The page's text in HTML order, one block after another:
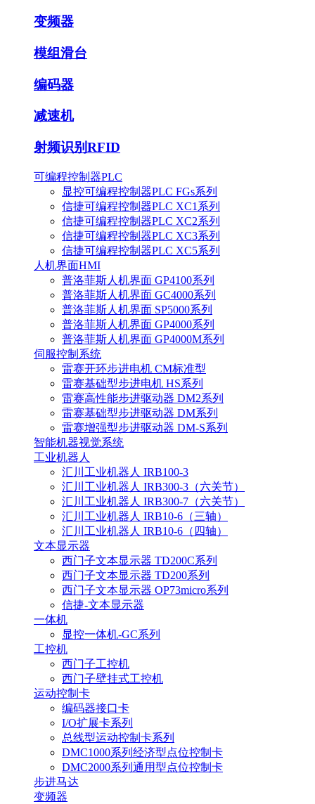
变频器
模组滑台
编码器
减速机
射频识别RFID
可编程控制器PLC
显控可编程控制器PLC FGs系列
信捷可编程控制器PLC XC1系列
信捷可编程控制器PLC XC2系列
信捷可编程控制器PLC XC3系列
信捷可编程控制器PLC XC5系列
人机界面HMI
普洛菲斯人机界面 GP4100系列
普洛菲斯人机界面 GC4000系列
普洛菲斯人机界面 SP5000系列
普洛菲斯人机界面 GP4000系列
普洛菲斯人机界面 GP4000M系列
伺服控制系统
雷赛开环步进电机 CM标准型
雷赛基础型步进电机 HS系列
雷赛高性能步进驱动器 DM2系列
雷赛基础型步进驱动器 DM系列
雷赛增强型步进驱动器 DM-S系列
智能机器视觉系统
工业机器人
汇川工业机器人 IRB100-3
汇川工业机器人 IRB300-3（六关节）
汇川工业机器人 IRB300-7（六关节）
汇川工业机器人 IRB10-6（三轴）
汇川工业机器人 IRB10-6（四轴）
文本显示器
西门子文本显示器 TD200C系列
西门子文本显示器 TD200系列
西门子文本显示器 OP73micro系列
信捷-文本显示器
一体机
显控一体机-GC系列
工控机
西门子工控机
西门子壁挂式工控机
运动控制卡
编码器接口卡
I/O扩展卡系列
总线型运动控制卡系列
DMC1000系列经济型点位控制卡
DMC2000系列通用型点位控制卡
步进马达
变频器